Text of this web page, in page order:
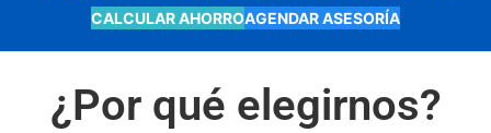
CALCULAR AHORROAGENDAR ASESORÍA
¿Por qué elegirnos?